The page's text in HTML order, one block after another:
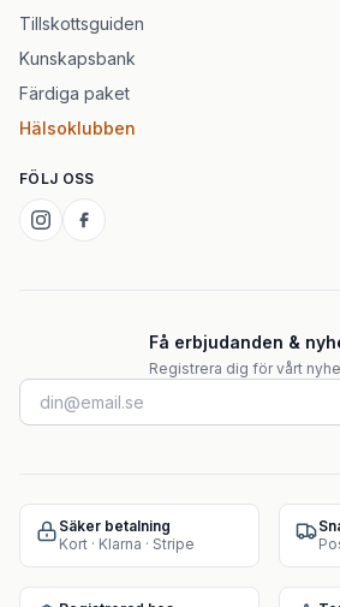
Tillskottsguiden
Kunskapsbank
Färdiga paket
Hälsoklubben
FÖLJ OSS
Få erbjudanden &
Registrera dig för vårt
Säker betalning
Kort · Klarna · Stripe